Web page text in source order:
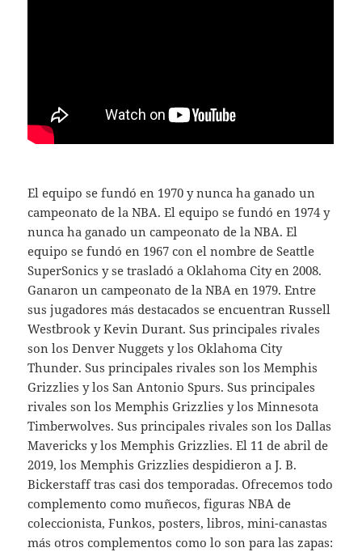
El equipo se fundó en 1970 y nunca ha ganado un
campeonato de la NBA. El equipo se fundó en 1974 y
nunca ha ganado un campeonato de la NBA. El
equipo se fundó en 1967 con el nombre de Seattle
SuperSonics y se trasladó a Oklahoma City en 2008.
Ganaron un campeonato de la NBA en 1979. Entre
sus jugadores más destacados se encuentran Russell
Westbrook y Kevin Durant. Sus principales rivales
son los Denver Nuggets y los Oklahoma City
Thunder. Sus principales rivales son los Memphis
Grizzlies y los San Antonio Spurs. Sus principales
rivales son los Memphis Grizzlies y los Minnesota
Timberwolves. Sus principales rivales son los Dallas
Mavericks y los Memphis Grizzlies. El 11 de abril de
2019, los Memphis Grizzlies despidieron a J. B.
Bickerstaff tras casi dos temporadas. Ofrecemos todo
complemento como muñecos, figuras NBA de
coleccionista, Funkos, posters, libros, mini-canastas
más otros complementos como lo son para las zapas: